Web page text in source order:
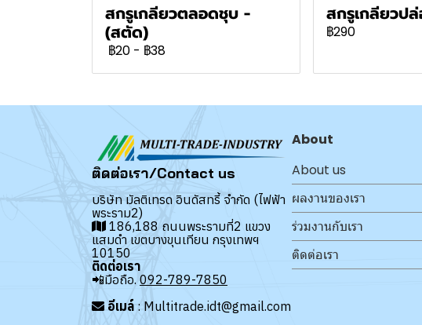
สกรูเกลียวตลอดชุบ -
(สตัด)
฿20 - ฿38
สกรูเกลียวป
฿290
ติดต่อเรา/Contact us
บริษัท มัลติเทรด อินดัสทรี้ จำกัด (ไฟฟ้า
พระราม2)
186,188 ถนนพระรามที่2 แขวง
แสมดำ เขตบางขุนเทียน กรุงเทพฯ
10150
ติดต่อเรา
📲มือถือ. 092-789-7850
อีเมล์ : Multitrade.idt@gmail.com
About
About us
ผลงานของเรา
ร่วมงานกับเรา
ติดต่อเรา